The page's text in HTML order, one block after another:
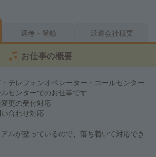
選考・登録 派遣会社概要
お仕事の概要
テレフォンオペレーター・コールセンター
センターでのお仕事です
更の受付対応
合わせ対応
ルが整っているので、落ち着いて対応でき